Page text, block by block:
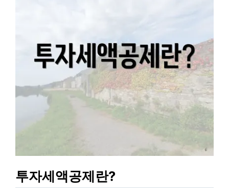
투자세액공제란?